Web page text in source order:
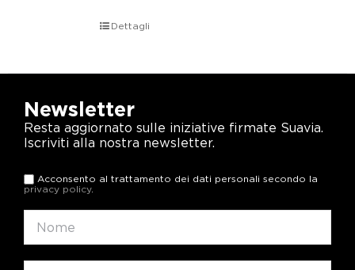
Dettagli
Newsletter
Resta aggiornato sulle iniziative firmate Suavia.
Iscriviti alla nostra newsletter.
Acconsento al trattamento dei dati personali secondo la
privacy policy.